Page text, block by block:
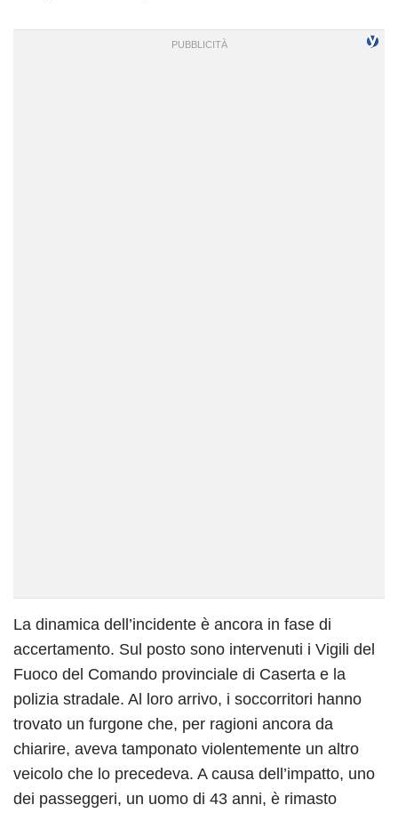
La dinamica dell’incidente è ancora in fase di
accertamento. Sul posto sono intervenuti i Vigili del
Fuoco del Comando provinciale di Caserta e la
polizia stradale. Al loro arrivo, i soccorritori hanno
trovato un furgone che, per ragioni ancora da
chiarire, aveva tamponato violentemente un altro
veicolo che lo precedeva. A causa dell’impatto, uno
dei passeggeri, un uomo di 43 anni, è rimasto